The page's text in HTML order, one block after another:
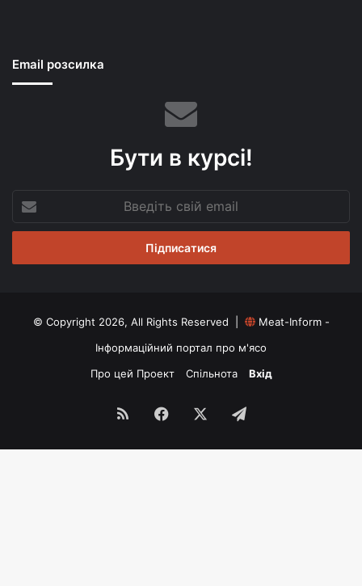
Email розсилка
Бути в курсі!
свій
email
© Copyright 2026, All Rights Reserved |
Meat-Inform -
Інформаційний портал про м'ясо
Про цей Проект
Спільнота Вхід
RSS Facebook